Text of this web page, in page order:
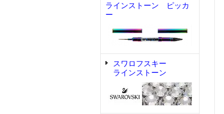
ラインストーン ピッカ
ー
スワロフスキー
ラインストーン